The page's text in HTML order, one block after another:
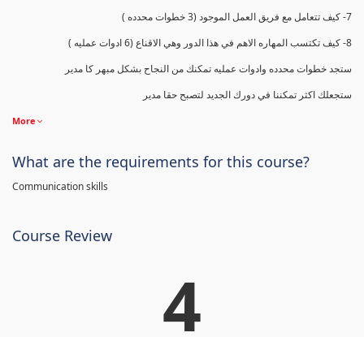
7- كيف تتعامل مع فريق العمل الموجود (3 خطوات محدده )
8- كيف تكتسب المهاره الاهم في هذا الدور وهي الاقناع (6 ادوات عمليه )
ستجد خطوات محدده وادوات عمليه تمكنك من النجاح بشكل مبهر كا مدير
ستجعلك اكثر تمكننا في دورك الجديد لتصبح حقا مدير
More
What are the requirements for this course?
Communication skills
Course Review
4